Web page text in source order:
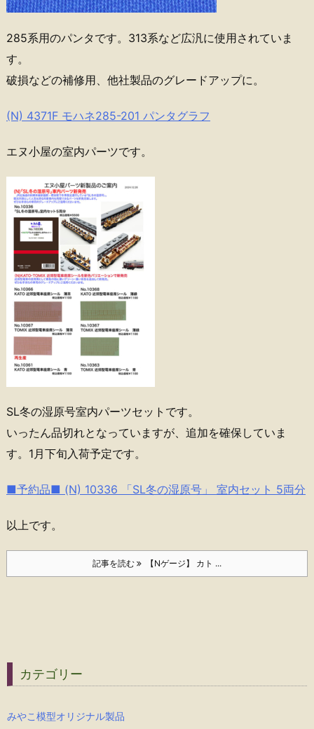
285系用のパンタです。313系など広汎に使用されていま
す。
破損などの補修用、他社製品のグレードアップに。
(N) 4371F モハネ285-201 パンタグラフ
エヌ小屋の室内パーツです。
SL冬の湿原号室内パーツセットです。
いったん品切れとなっていますが、追加を確保していま
す。1月下旬入荷予定です。
■予約品■ (N) 10336 「SL冬の湿原号」 室内セット 5両分
以上です。
記事を読む 【Nゲージ】 カト ...
カテゴリー
みやこ模型オリジナル製品